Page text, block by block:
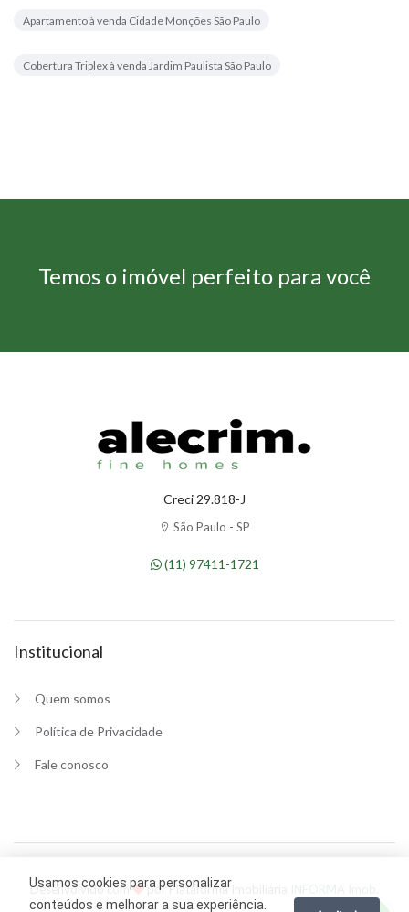
Apartamento à venda Cidade Monções São Paulo
Cobertura Triplex à venda Jardim Paulista São Paulo
Temos o imóvel perfeito para você
Creci 29.818-J
São Paulo - SP
(11) 97411-1721
Institucional
Quem somos
Política de Privacidade
Fale conosco
Desenvolvido com por Plataforma Imobiliária
Usamos cookies para personalizar
conteúdos e melhorar a sua experiência.